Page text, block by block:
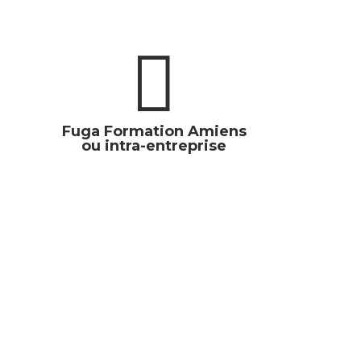

Fuga Formation Amiens
ou intra-entreprise